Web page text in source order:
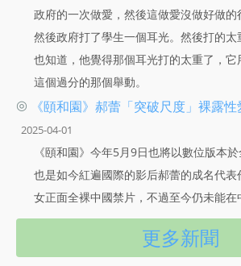
政府的一次做愛，然後這做愛沒做好做的
然後政府打了學生一個耳光。然後打的
也知道，他覺得那個耳光打的太重了，
這個過分的那個舉動。
◎ 《頤和園》郝蕾「突破尺度」裸露
2025-04-01
《頤和園》今年5月9日也將以數位版本
也是如今紅遍國際的影后郝蕾的成名代表
女正面全裸中國禁片，不過至今仍未能在
更多新聞